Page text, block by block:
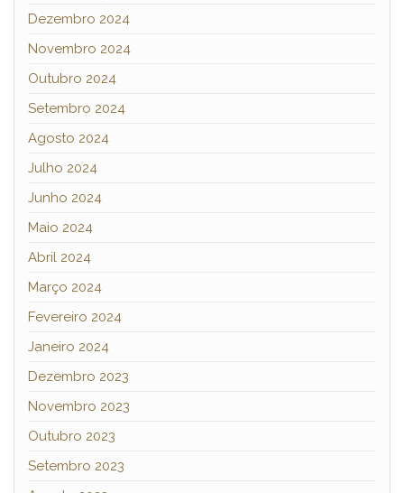
Dezembro 2024
Novembro 2024
Outubro 2024
Setembro 2024
Agosto 2024
Julho 2024
Junho 2024
Maio 2024
Abril 2024
Março 2024
Fevereiro 2024
Janeiro 2024
Dezembro 2023
Novembro 2023
Outubro 2023
Setembro 2023